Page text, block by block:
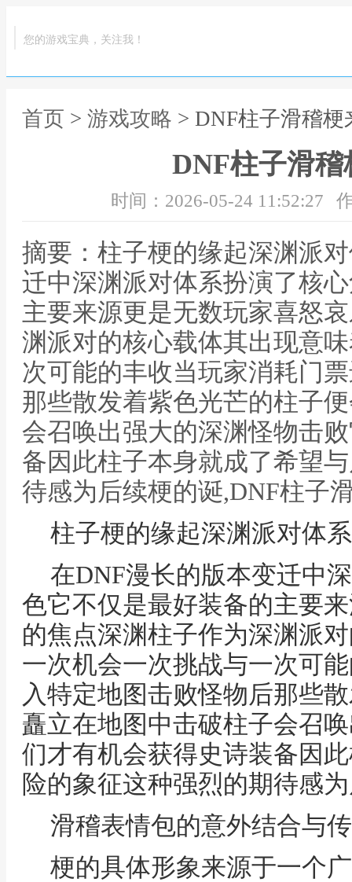
您的游戏宝典，关注我！
首页 > 游戏攻略 > DNF柱子滑稽梗
DNF柱子滑
时间：2026-05-24 11:52:27
摘要：柱子梗的缘起深渊派
迁中深渊派对体系扮演了核
主要来源更是无数玩家喜怒
渊派对的核心载体其出现意
次可能的丰收当玩家消耗门
那些散发着紫色光芒的柱子
会召唤出强大的深渊怪物击
备因此柱子本身就成了希望
待感为后续梗的诞,DNF柱子
柱子梗的缘起深渊派对体系
在DNF漫长的版本变迁中
色它不仅是最好装备的主要
的焦点深渊柱子作为深渊派
一次机会一次挑战与一次可
入特定地图击败怪物后那些
矗立在地图中击破柱子会召
们才有机会获得史诗装备因
险的象征这种强烈的期待感
滑稽表情包的意外结合与
梗的具体形象来源于一个